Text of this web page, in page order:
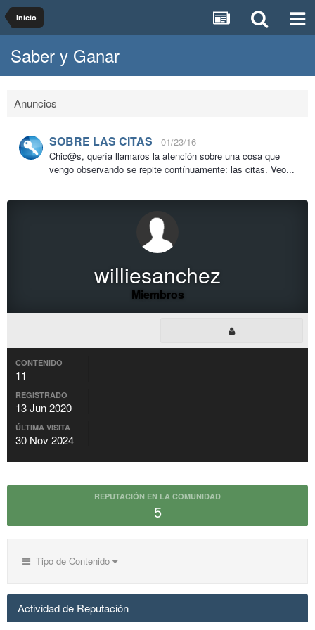
Inicio
Saber y Ganar
Anuncios
SOBRE LAS CITAS
01/23/16
Chic@s, quería llamaros la atención sobre una cosa que
vengo observando se repite contínuamente: las citas. Veo...
williesanchez
Miembros
CONTENIDO
11
REGISTRADO
13 Jun 2020
ÚLTIMA VISITA
30 Nov 2024
REPUTACIÓN EN LA COMUNIDAD
5
Tipo de Contenido
Actividad de Reputación